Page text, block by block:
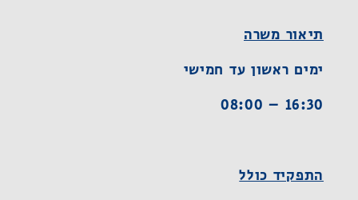
תיאור משרה
ימים ראשון עד חמישי
16:30 – 08:00
התפקיד כולל